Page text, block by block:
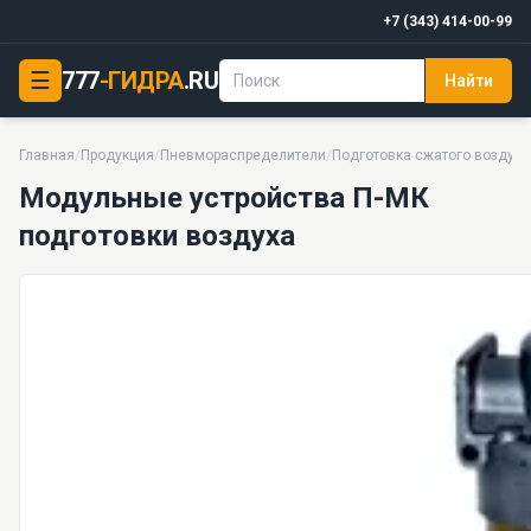
+7 (343) 414-00-99
☰ 777-ГИДРА.RU Найти
Главная/ Продукция/ Пневмораспределители/ Подготовка сжатого воздуха
Модульные устройства П-МК подготовки воздуха
Модульные устройства П-МК
подготовки воздуха